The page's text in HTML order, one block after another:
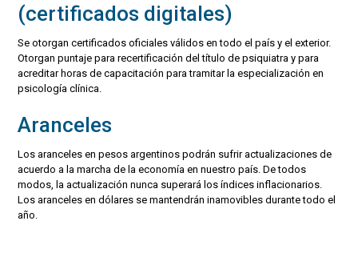
(certificados digitales)
Se otorgan certificados oficiales válidos en todo el país y el exterior.
Otorgan puntaje para recertificación del título de psiquiatra y para
acreditar horas de capacitación para tramitar la especialización en
psicología clínica.
Aranceles
Los aranceles en pesos argentinos podrán sufrir actualizaciones de
acuerdo a la marcha de la economía en nuestro país. De todos
modos, la actualización nunca superará los índices inflacionarios.
Los aranceles en dólares se mantendrán inamovibles durante todo el
año.